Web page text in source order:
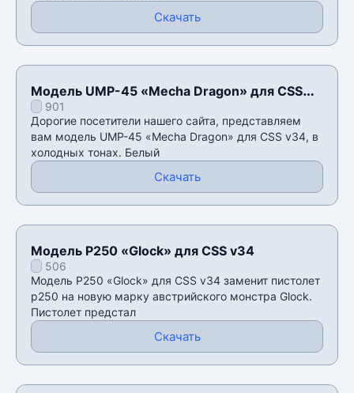
Скачать
Модель UMP-45 «Mecha Dragon» для CSS
v34901
Дорогие посетители нашего сайта, представляем
вам модель UMP-45 «Mecha Dragon» для CSS v34, в
холодных тонах. Белый
Скачать
Модель P250 «Glock» для CSS v34
506
Модель P250 «Glock» для CSS v34 заменит пистолет
p250 на новую марку австрийского монстра Glock.
Пистолет предстал
Скачать